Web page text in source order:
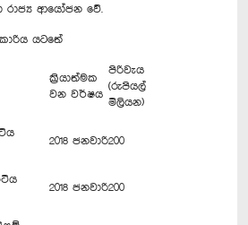
ආයෝජන වේ.
යටතේ
ක්‍රියාත්මක
වන වර්ෂය
පිරිවැය
(රුපියල්
මිලියන)
2018 ජනවාරි200
2018 ජනවාරි200